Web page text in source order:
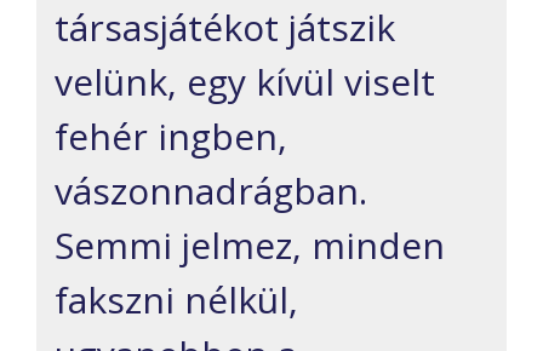
társasjátékot játszik
velünk, egy kívül viselt
fehér ingben,
vászonnadrágban.
Semmi jelmez, minden
fakszni nélkül,